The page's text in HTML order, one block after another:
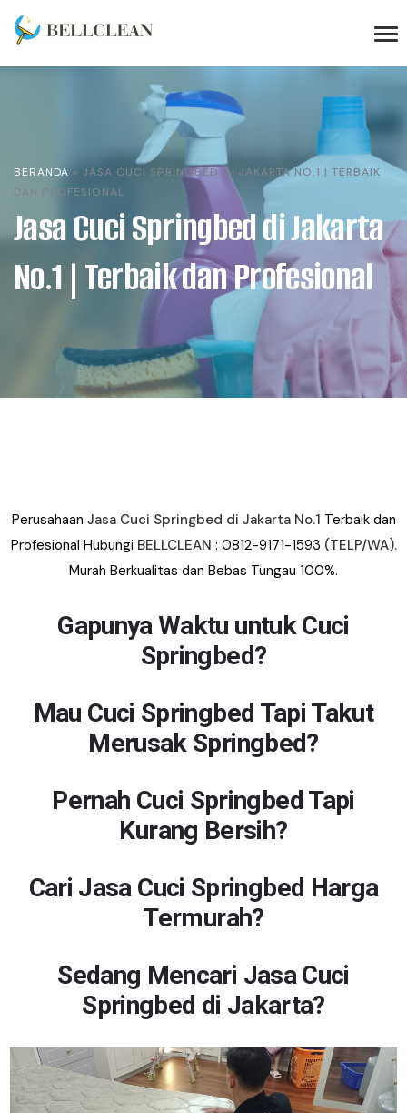
BERANDA » JASA CUCI SPRINGBED DI JAKARTA NO.1 | TERBAIK
DAN PROFESIONAL
Jasa Cuci Springbed di Jakarta
No.1 | Terbaik dan Profesional
Perusahaan Jasa Cuci Springbed di Jakarta No.1 Terbaik dan
Profesional Hubungi BELLCLEAN : 0812-9171-1593 (TELP/WA).
Murah Berkualitas dan Bebas Tungau 100%.
Gapunya Waktu untuk Cuci
Springbed?
Mau Cuci Springbed Tapi Takut
Merusak Springbed?
Pernah Cuci Springbed Tapi
Kurang Bersih?
Cari Jasa Cuci Springbed Harga
Termurah?
Sedang Mencari Jasa Cuci
Springbed di Jakarta?